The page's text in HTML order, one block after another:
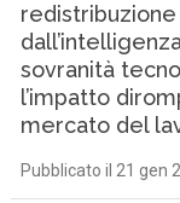
sovranità
l’impatto
mercato del
Pubblicato il 21 gen